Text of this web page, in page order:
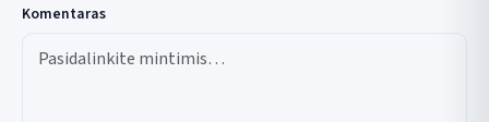
Komentaras